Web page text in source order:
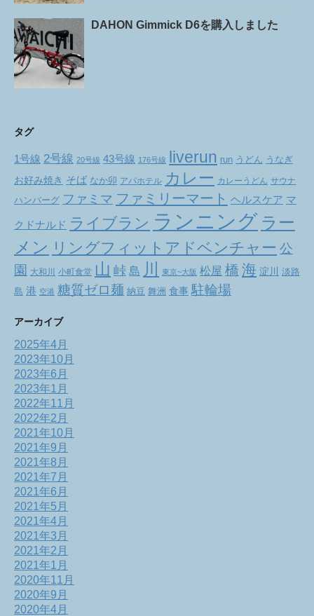
DAHON Gimmick D6を購入しました
タグ
1号線 2号線 20号線 43号線 176号線 liverun run うどん うなぎ
お好み焼き そば なか卯 アパホテル カレー カレーうどん サウナ
ハンバーグ ファミマ ファミリーマート ヘルスケア マ
クドナルド ライブラン ランニング ラー
メン リングフィットアドベンチャー 公
園
大和川 小町食堂 山 峠 島 川 東京~大阪 松屋 橋 海 淀川
淡路
島 港 空港 糖質ゼロ麺 納豆 舞洲 食事 駐輪場
アーカイブ
2025年4月
2023年10月
2023年6月
2023年1月
2022年11月
2022年2月
2021年10月
2021年9月
2021年8月
2021年7月
2021年6月
2021年5月
2021年4月
2021年3月
2021年2月
2021年1月
2020年11月
2020年9月
2020年4月